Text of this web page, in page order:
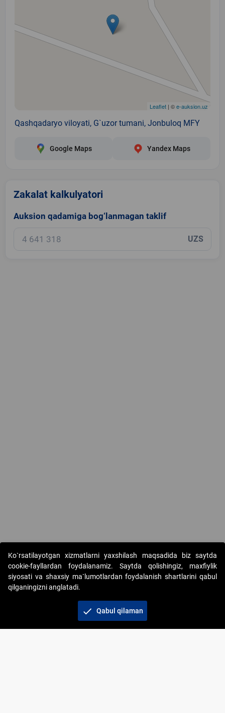
Leaflet | ©e-auksion.uz
Qashqadaryo viloyati, G`uzor tumani, Jonbuloq MFY
Google Maps Yandex Maps
Zakalat kalkulyatori
Auksion qadamiga bog‘lanmagan taklif
UZS
Copyright © 2017-2026. "Elektron onlayn-auksionlarni
tashkil etish" AJ. Barcha huquqlar himoyalangan
Ko`rsatilayotgan xizmatlarni yaxshilash maqsadida biz saytda
cookie-fayllardan foydalanamiz. Saytda qolishingiz, maxfiylik
siyosati va shaxsiy ma`lumotlardan foydalanish shartlarini qabul
qilganingizni anglatadi.
check Qabul qilaman